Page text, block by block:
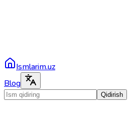
Ismlarim.uz
Blog
Qidirish